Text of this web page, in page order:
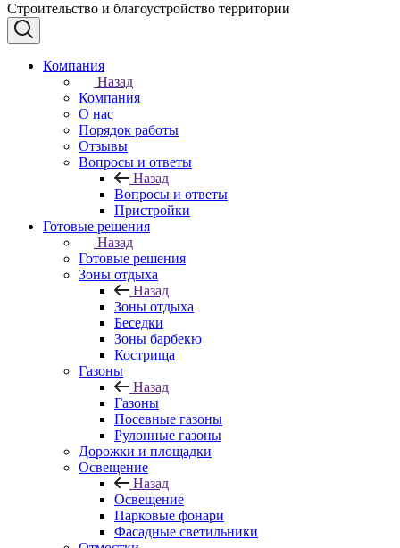
Строительство и благоустройство территории
Компания
Назад
Компания
О нас
Порядок работы
Отзывы
Вопросы и ответы
Назад
Вопросы и ответы
Пристройки
Готовые решения
Назад
Готовые решения
Зоны отдыха
Назад
Зоны отдыха
Беседки
Зоны барбекю
Кострища
Газоны
Назад
Газоны
Посевные газоны
Рулонные газоны
Дорожки и площадки
Освещение
Назад
Освещение
Парковые фонари
Фасадные светильники